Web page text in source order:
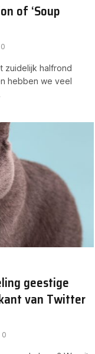
of ‘Soup
0
zuidelijk halfrond
hebben we veel
geestige
van Twitter
0